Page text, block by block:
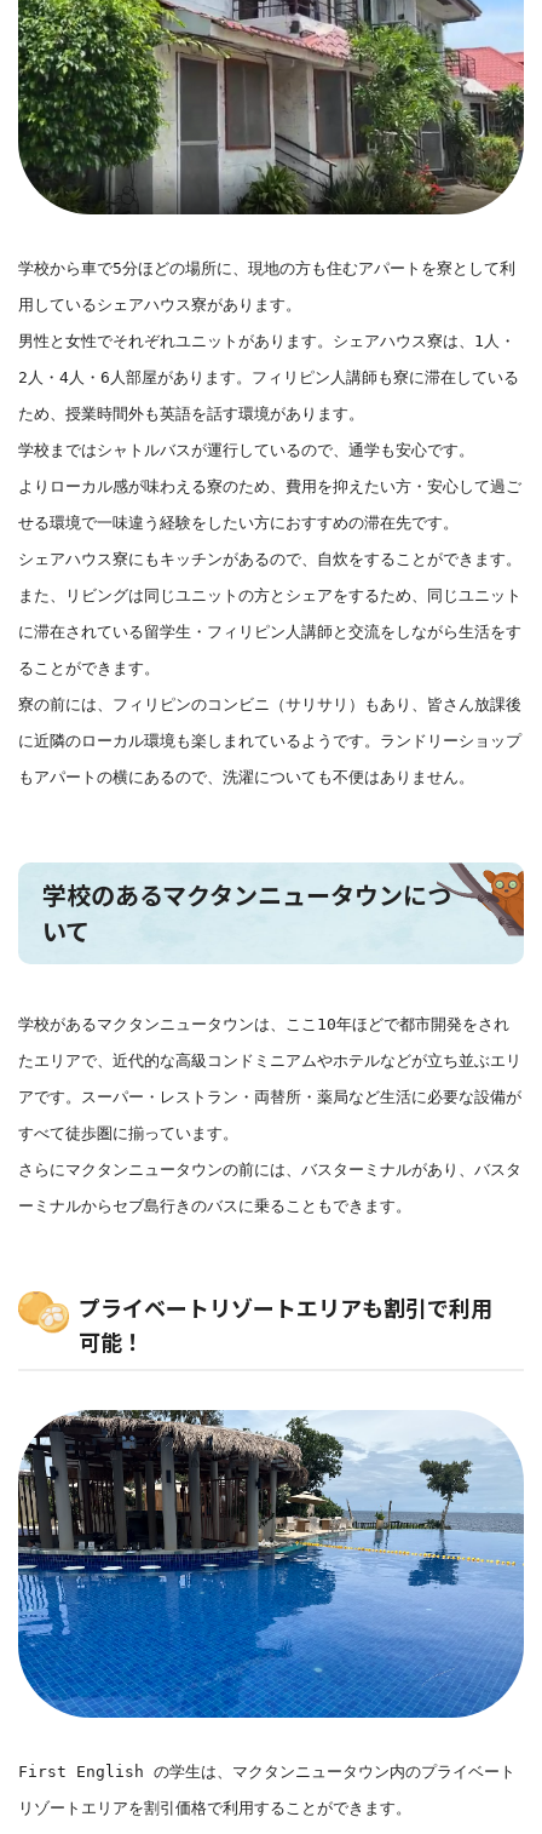
学校から車で5分ほどの場所に、現地の方も住むアパートを寮として利
用しているシェアハウス寮があります。
男性と女性でそれぞれユニットがあります。シェアハウス寮は、1人・
2人・4人・6人部屋があります。フィリピン人講師も寮に滞在している
ため、授業時間外も英語を話す環境があります。
学校まではシャトルバスが運行しているので、通学も安心です。
よりローカル感が味わえる寮のため、費用を抑えたい方・安心して過ご
せる環境で一味違う経験をしたい方におすすめの滞在先です。
シェアハウス寮にもキッチンがあるので、自炊をすることができます。
また、リビングは同じユニットの方とシェアをするため、同じユニット
に滞在されている留学生・フィリピン人講師と交流をしながら生活をす
ることができます。
寮の前には、フィリピンのコンビニ（サリサリ）もあり、皆さん放課後
に近隣のローカル環境も楽しまれているようです。ランドリーショップ
もアパートの横にあるので、洗濯についても不便はありません。
学校のあるマクタンニュータウンにつ
いて
学校があるマクタンニュータウンは、ここ10年ほどで都市開発をされ
たエリアで、近代的な高級コンドミニアムやホテルなどが立ち並ぶエリ
アです。スーパー・レストラン・両替所・薬局など生活に必要な設備が
すべて徒歩圏に揃っています。
さらにマクタンニュータウンの前には、バスターミナルがあり、バスタ
ーミナルからセブ島行きのバスに乗ることもできます。
プライベートリゾートエリアも割引で利用
可能！
First English の学生は、マクタンニュータウン内のプライベート
リゾートエリアを割引価格で利用することができます。